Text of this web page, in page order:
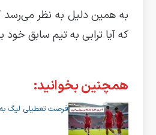
به همین دلیل به نظر می‌رسد
که آیا ترابی به تیم سابق خود
همچنین بخوانید:
فرصت تعطیلی لیگ به